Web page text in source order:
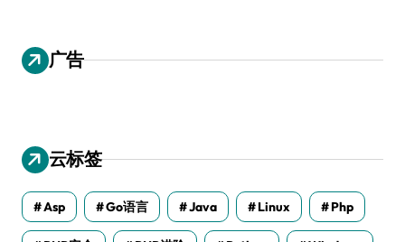
广告
云标签
Asp Go语言 Java Linux Php